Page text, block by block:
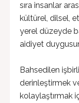
sıra insanlar
kültürel, dilsel,
yerel düzeyde
aidiyet
Bahsedilen
derinleştirmek
kolaylaştırmak